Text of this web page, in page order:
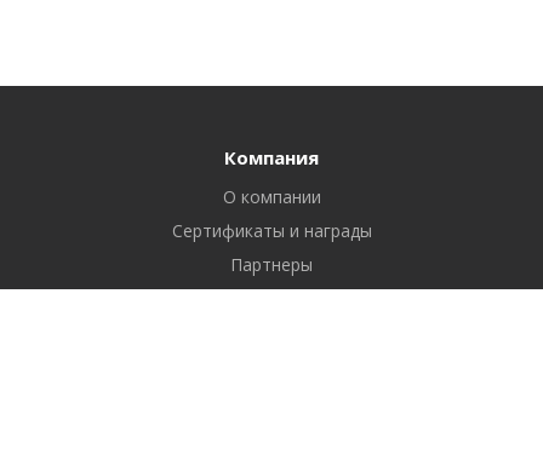
Компания
О компании
Сертификаты и награды
Партнеры